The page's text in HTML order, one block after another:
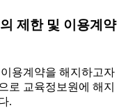
제한 및 이용계약
용계약을 해지하고자
로 교육정보원에 해지
.